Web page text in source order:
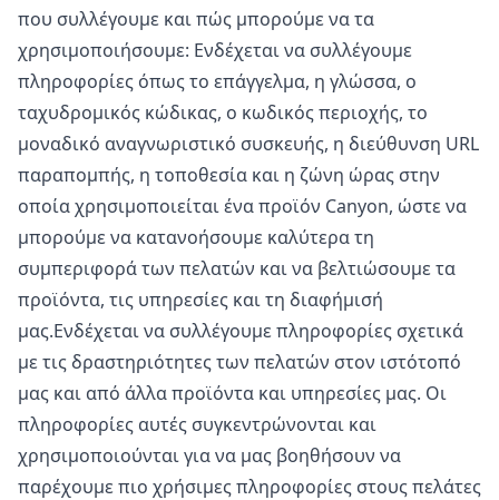
που συλλέγουμε και πώς μπορούμε να τα
χρησιμοποιήσουμε: Ενδέχεται να συλλέγουμε
πληροφορίες όπως το επάγγελμα, η γλώσσα, ο
ταχυδρομικός κώδικας, ο κωδικός περιοχής, το
μοναδικό αναγνωριστικό συσκευής, η διεύθυνση URL
παραπομπής, η τοποθεσία και η ζώνη ώρας στην
οποία χρησιμοποιείται ένα προϊόν Canyon, ώστε να
μπορούμε να κατανοήσουμε καλύτερα τη
συμπεριφορά των πελατών και να βελτιώσουμε τα
προϊόντα, τις υπηρεσίες και τη διαφήμισή
μας.Ενδέχεται να συλλέγουμε πληροφορίες σχετικά
με τις δραστηριότητες των πελατών στον ιστότοπό
μας και από άλλα προϊόντα και υπηρεσίες μας. Οι
πληροφορίες αυτές συγκεντρώνονται και
χρησιμοποιούνται για να μας βοηθήσουν να
παρέχουμε πιο χρήσιμες πληροφορίες στους πελάτες